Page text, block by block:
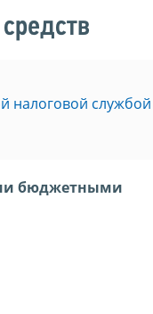
налоговой службой
бюджетными